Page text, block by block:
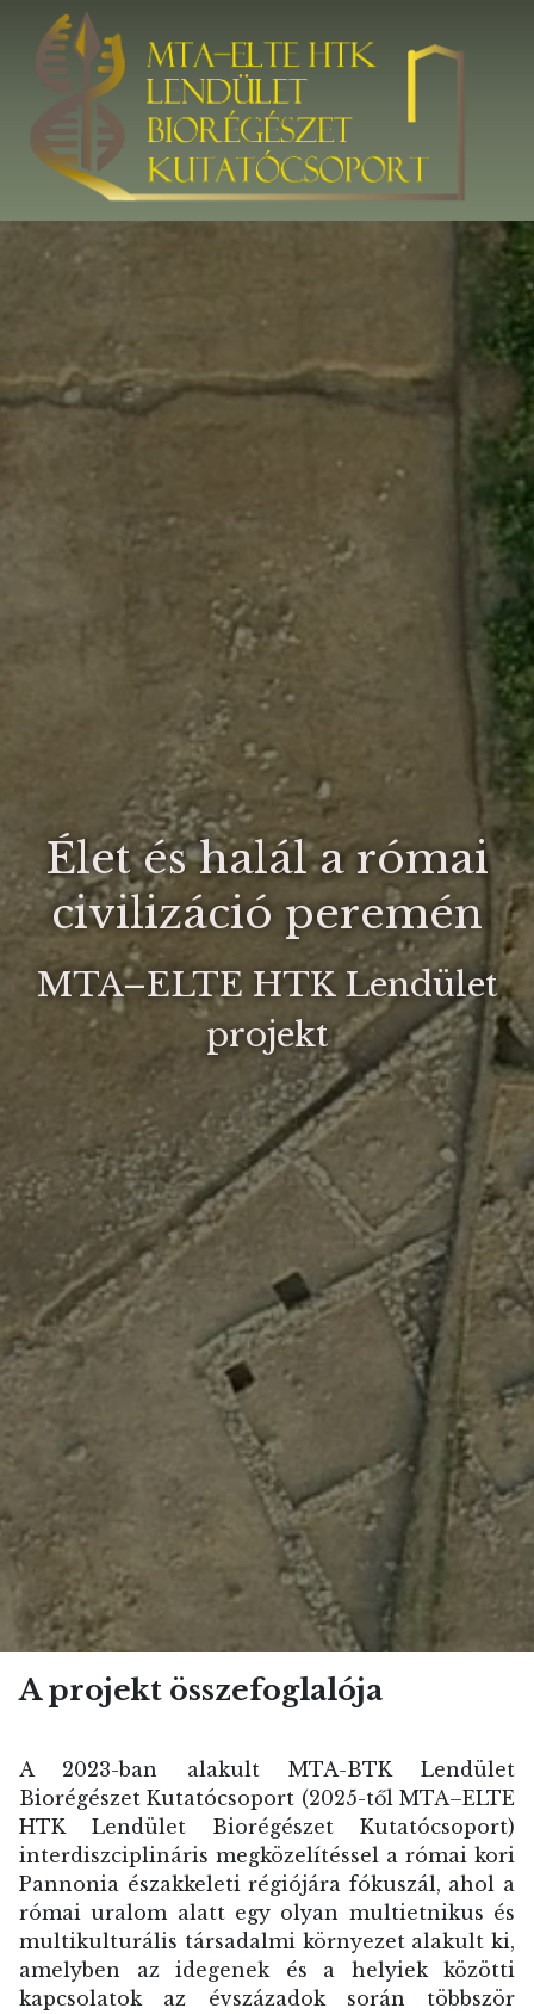
Élet és halál a római
civilizáció peremén
MTA–ELTE HTK Lendület
projekt
A projekt összefoglalója
A 2023-ban alakult MTA-BTK Lendület
Biorégészet Kutatócsoport (2025-től MTA–ELTE
HTK Lendület Biorégészet Kutatócsoport)
interdiszciplináris megközelítéssel a római kori
Pannonia északkeleti régiójára fókuszál, ahol a
római uralom alatt egy olyan multietnikus és
multikulturális társadalmi környezet alakult ki,
amelyben az idegenek és a helyiek közötti
kapcsolatok az évszázadok során többször